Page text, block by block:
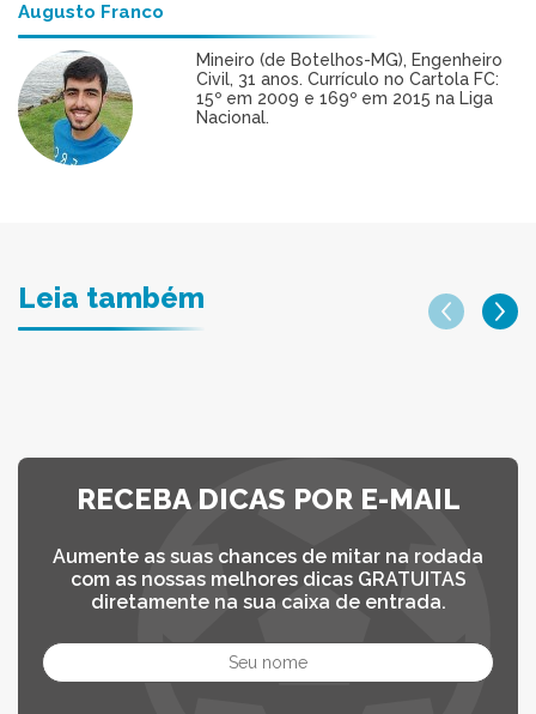
Augusto Franco
Mineiro (de Botelhos-MG), Engenheiro
Civil, 31 anos. Currículo no Cartola FC:
15º em 2009 e 169º em 2015 na Liga
Nacional.
Leia também
RECEBA DICAS POR E-MAIL
Aumente as suas chances de mitar na rodada
com as nossas melhores dicas GRATUITAS
diretamente na sua caixa de entrada.